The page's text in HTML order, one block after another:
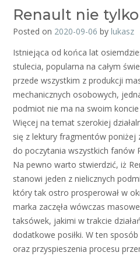
Renault nie
Posted on 2020-09-06 by lukasz
Istniejąca od końca lat
stulecia, popularna na całym
przede wszystkim z produkcji
mechanicznych osobowych,
podmiot nie ma na swoim
Więcej na temat szerokiej
się z lektury fragmentów poniżej
do poczytania wszystkich fanów
Na pewno warto stwierdzić, iż
stanowi jeden z nielicznych
który tak ostro prosperował w
marka zaczęła wówczas
taksówek, jakimi w trakcie
dodatkowe posiłki. W ten
oraz przyspieszenia procesu